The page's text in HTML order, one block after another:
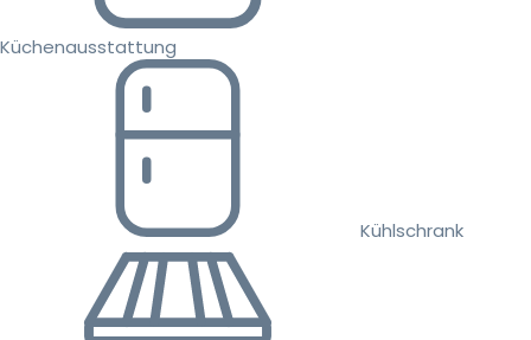
Küchenausstattung
Kühlschrank